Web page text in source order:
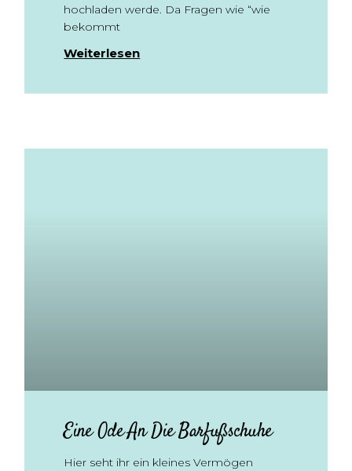
hochladen werde. Da Fragen wie “wie
bekommt
Weiterlesen
Eine Ode An Die Barfußschuhe
Hier seht ihr ein kleines Vermögen